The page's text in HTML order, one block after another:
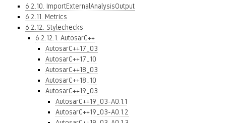
6.2.10. ImportExternalAnalysisOutput
6.2.11. Metrics
6.2.12. Stylechecks
6.2.12.1. AutosarC++
AutosarC++17_03
AutosarC++17_10
AutosarC++18_03
AutosarC++18_10
AutosarC++19_03
AutosarC++19_03-A0.1.1
AutosarC++19_03-A0.1.2